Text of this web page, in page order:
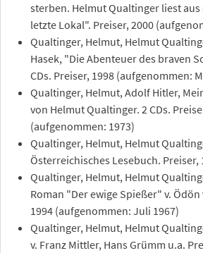
sterben. Helmut Qualtinger liest aus
letzte Lokal". Preiser, 2000
Qualtinger, Helmut, Helmut
Hasek, "Die Abenteuer des braven
CDs. Preiser, 1998 (aufgenommen:
Qualtinger, Helmut, Adolf Hitler,
von Helmut Qualtinger. 2 CDs.
(aufgenommen: 1973)
Qualtinger, Helmut, Helmut
Österreichisches Lesebuch. Preiser,
Qualtinger, Helmut, Helmut
Roman "Der ewige Spießer" v.
1994 (aufgenommen: Juli 1967)
Qualtinger, Helmut, Helmut
v. Franz Mittler, Hans Grümm u.a.